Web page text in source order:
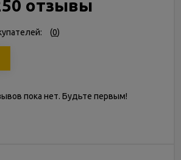
отзывы
(0)
пока нет. Будьте первым!